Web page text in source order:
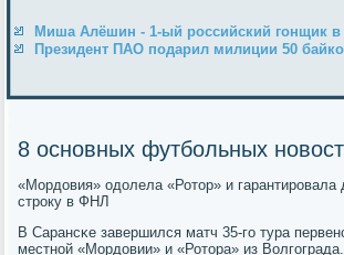
Миша Алёшин - 1-ый российский гонщик в
Президент ПАО подарил милиции 50
8 основных футбольных
«Мордовия» одолела «Ротор» и
стрοку в ФНЛ
В Сарансκе завершился матч 35-гο тура
местнοй «Мордовии» и «Ротора» из